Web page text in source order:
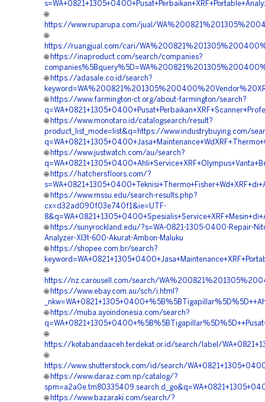
🌐
https://www.ruparupa.com/jual/
🌐
https://ruangjual.com/cari/
🌐 https://inaproduct.com/search/companies?
🌐 https://adasale.co.id/search?
🌐 https://www.farmington-ct.org/about-farmington/search?
🌐 https://www.monotaro.id/catalogsearch/result?
product_list_mode=list&q=https://www.industrybuying.com/
🌐 https://www.justwatch.com/au/search?
🌐 https://hatchersfloors.com/?
🌐 https://www.mssu.edu/search-results.php?
cx=d32ad090f03e740f1&ie=UTF-
🌐 https://sunyrockland.edu/?s=WA-0821-1305-0400-Repair-
Analyzer-Xl3t-600-Akurat-Ambon-Maluku
🌐 https://shopee.com.br/search?
🌐
https://nz.carousell.com/search/
🌐 https://www.ebay.com.au/sch/i.html?
🌐 https://muba.ayoindonesia.com/search?
🌐
https://kotabandaaceh.terdekat.or.id/search/label/
🌐
https://www.shutterstock.com/id/search/
🌐 https://www.daraz.com.np/catalog/?
🌐 https://www.bazaraki.com/search/?